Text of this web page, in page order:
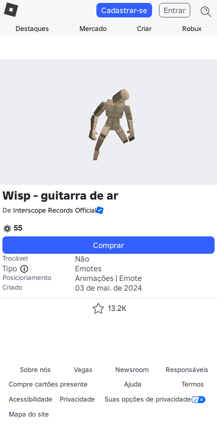
Destaques Mercado Criar Robux
Cadastrar-se Entrar
Wisp - guitarra de ar
De Interscope Records Official
55
Comprar
Trocável
Não
Tipo
Emotes
Posicionamento Animações | Emote
Criado 03 de mai. de 2024
13.2K
Sobre nós Vagas Newsroom
Responsáveis
Compre cartões presente
Ajuda
Termos
Acessibilidade
Privacidade
Suas opções de privacidade
Mapa do site